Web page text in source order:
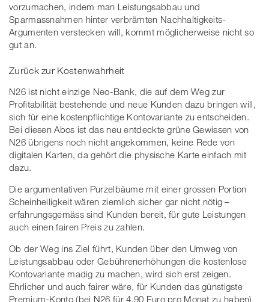
vorzumachen, indem man Leistungsabbau und
Sparmassnahmen hinter verbrämten Nachhaltigkeits-
Argumenten verstecken will, kommt möglicherweise nicht so
gut an.
Zurück zur Kostenwahrheit
N26 ist nicht einzige Neo-Bank, die auf dem Weg zur
Profitabilität bestehende und neue Kunden dazu bringen will,
sich für eine kostenpflichtige Kontovariante zu entscheiden.
Bei diesen Abos ist das neu entdeckte grüne Gewissen von
N26 übrigens noch nicht angekommen, keine Rede von
digitalen Karten, da gehört die physische Karte einfach mit
dazu.
Die argumentativen Purzelbäume mit einer grossen Portion
Scheinheiligkeit wären ziemlich sicher gar nicht nötig –
erfahrungsgemäss sind Kunden bereit, für gute Leistungen
auch einen fairen Preis zu zahlen.
Ob der Weg ins Ziel führt, Kunden über den Umweg von
Leistungsabbau oder Gebührenerhöhungen die kostenlose
Kontovariante madig zu machen, wird sich erst zeigen.
Ehrlicher und auch fairer wäre, für Kunden das günstigste
Premium-Konto (bei N26 für 4.90 Euro pro Monat zu haben)